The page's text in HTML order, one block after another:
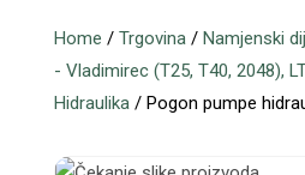
Home / Trgovina / Namjenski
- Vladimirec (T25, T40, 2048),
Hidraulika / Pogon pumpe